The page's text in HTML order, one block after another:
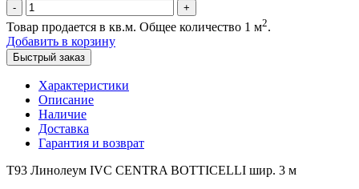
- +
Товар продается в кв.м. Общее количество 1 м2.
Добавить в корзину
Быстрый заказ
Характеристики
Описание
Наличие
Доставка
Гарантия и возврат
Т93 Линолеум IVC CENTRA BOTTICELLI шир. 3 м